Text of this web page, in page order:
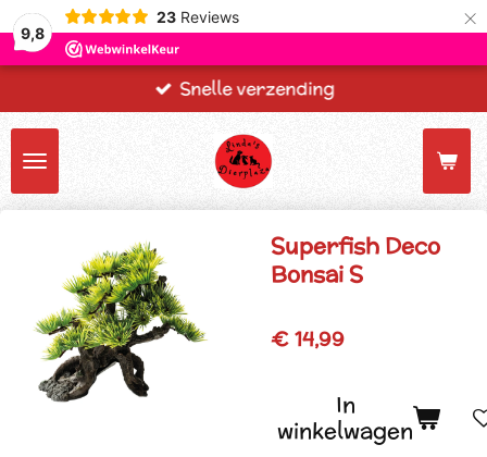
9,8
23 Reviews ×
Snelle verzending
Superfish Deco
Bonsai S
€ 14,99
In
winkelwagen